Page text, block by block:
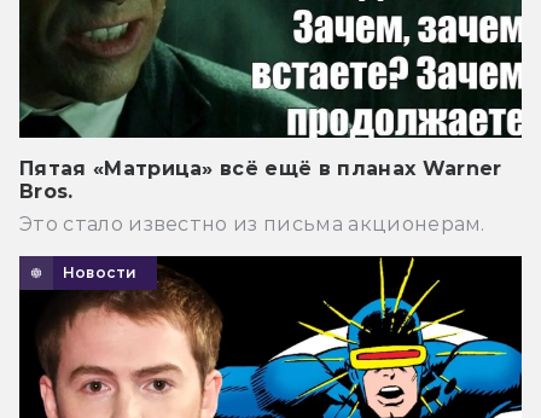
Пятая «Матрица» всё ещё в планах Warner
Bros.
Это стало известно из письма акционерам.
Новости